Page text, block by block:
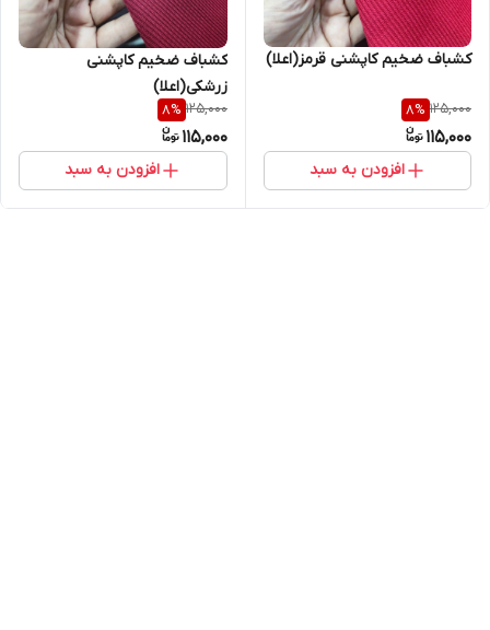
کشباف ضخیم کاپشنی قرمز(اعلا)
125,000
8%
115,000
افزودن به سبد
کشباف ضخیم کاپشنی
زرشکی(اعلا)
125,000
8%
115,000
افزودن به سبد